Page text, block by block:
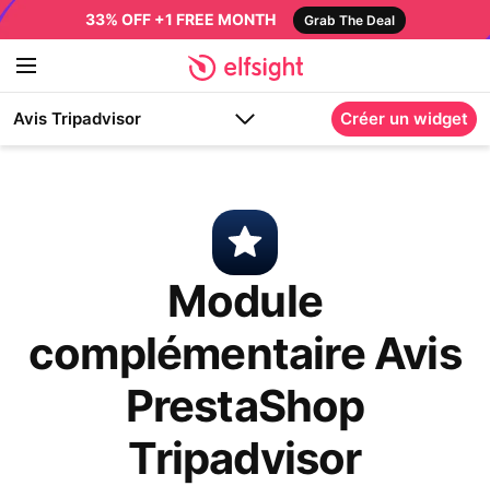
33% OFF +1 FREE MONTH Grab The Deal
Avis Tripadvisor Créer un widget
Module
complémentaire Avis
PrestaShop
Tripadvisor